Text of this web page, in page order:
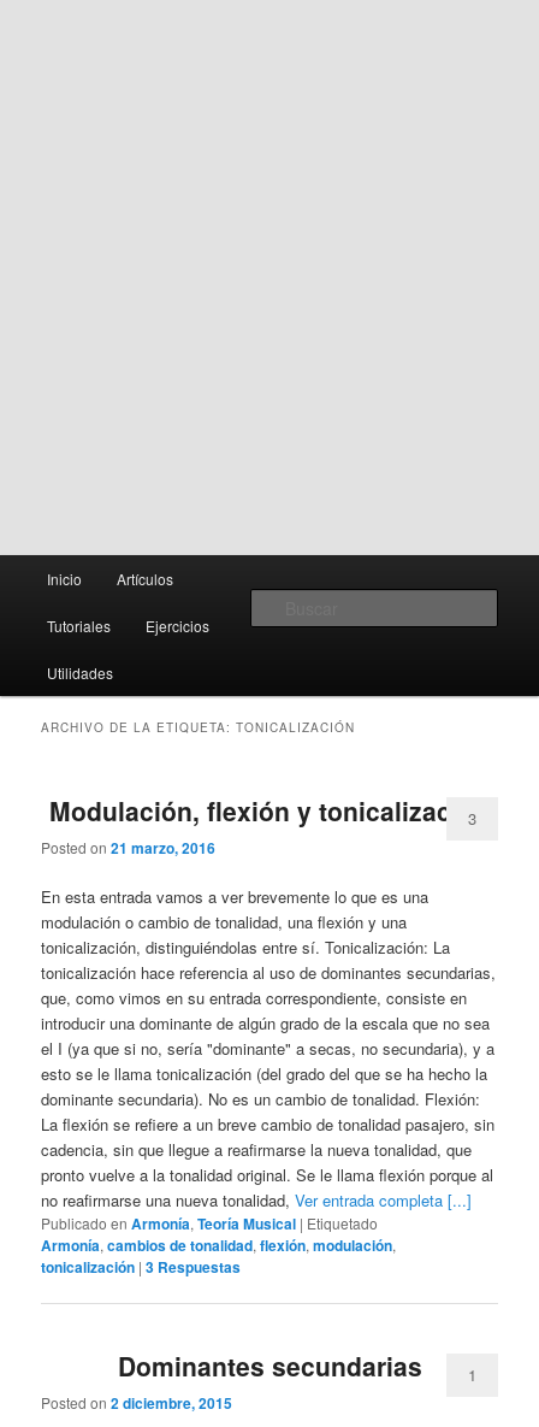
Creando Partituras
Teoría y notación musical, software y MIDI
principal
Ir
al
contenido
principal
Ir
al
contenido
secundario
Inicio Artículos
Tutoriales Ejercicios
Utilidades
ARCHIVO DE LA ETIQUETA:TONICALIZACIÓN
Modulación, flexión y tonicalización
Posted on21 marzo, 2016
3
En esta entrada vamos a ver brevemente lo que es una
modulación o cambio de tonalidad, una flexión y una
tonicalización, distinguiéndolas entre sí. Tonicalización: La
tonicalización hace referencia al uso de dominantes secundarias,
que, como vimos en su entrada correspondiente, consiste en
introducir una dominante de algún grado de la escala que no sea
el I (ya que si no, sería "dominante" a secas, no secundaria), y a
esto se le llama tonicalización (del grado del que se ha hecho la
dominante secundaria). No es un cambio de tonalidad. Flexión:
La flexión se refiere a un breve cambio de tonalidad pasajero, sin
cadencia, sin que llegue a reafirmarse la nueva tonalidad, que
pronto vuelve a la tonalidad original. Se le llama flexión porque al
no reafirmarse una nueva tonalidad,Ver entrada completa [...]
Publicado en Armonía,Teoría Musical | Etiquetado
Armonía,cambios de tonalidad,flexión,modulación,
tonicalización |3 Respuestas
Dominantes secundarias
Posted on2 diciembre, 2015
1